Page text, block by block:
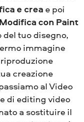
e crea e poi
Modifica con Paint
del tuo disegno,
immagine
creazione
al Video
di editing video
a sostituire il